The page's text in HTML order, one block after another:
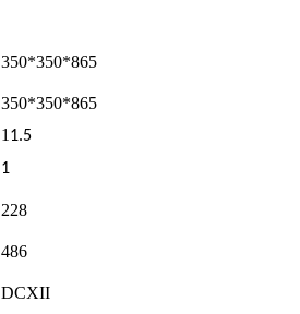
350*350*865
350*350*865
11.5
1
228
486
DCXII